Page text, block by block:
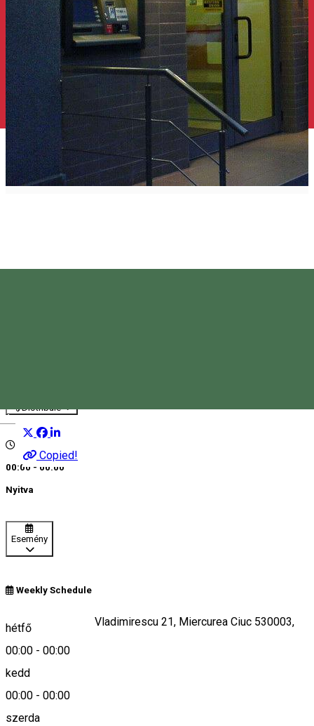
Magyar
Distribuie
Copied!
00:00 - 00:00
Nyitva
Esemény
Weekly Schedule
hétfő
00:00 - 00:00
kedd
00:00 - 00:00
szerda
BRD Strada Tudor Vladimirescu 21, Miercurea Ciuc 530003,
Romania
Keresd térképen